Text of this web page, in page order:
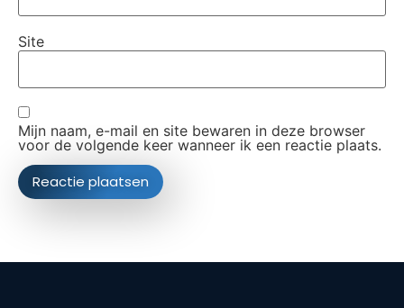
Site
Mijn naam, e-mail en site bewaren in deze browser
voor de volgende keer wanneer ik een reactie plaats.